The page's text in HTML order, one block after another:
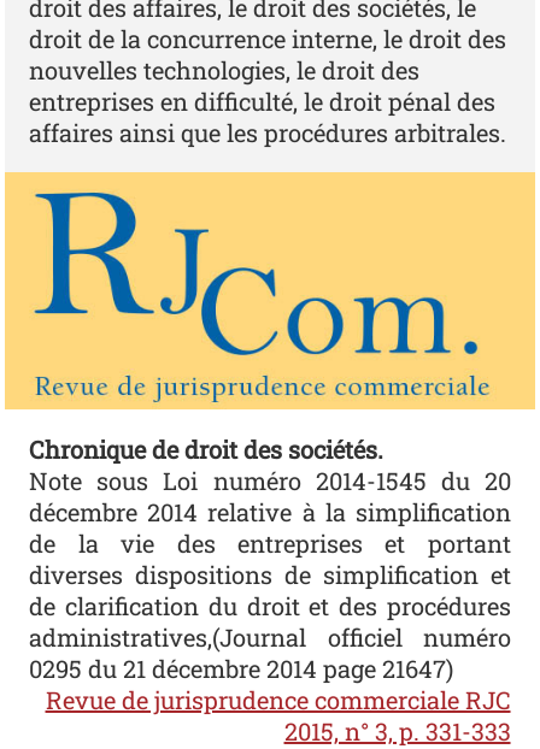
droit des affaires, le droit des sociétés, le
droit de la concurrence interne, le droit des
nouvelles technologies, le droit des
entreprises en difficulté, le droit pénal des
affaires ainsi que les procédures arbitrales.
Chronique de droit des sociétés.
Note sous Loi numéro 2014-1545 du 20
décembre 2014 relative à la simplification
de la vie des entreprises et portant
diverses dispositions de simplification et
de clarification du droit et des procédures
administratives,(Journal officiel numéro
0295 du 21 décembre 2014 page 21647)
Revue de jurisprudence commerciale RJC
2015, n° 3, p. 331-333